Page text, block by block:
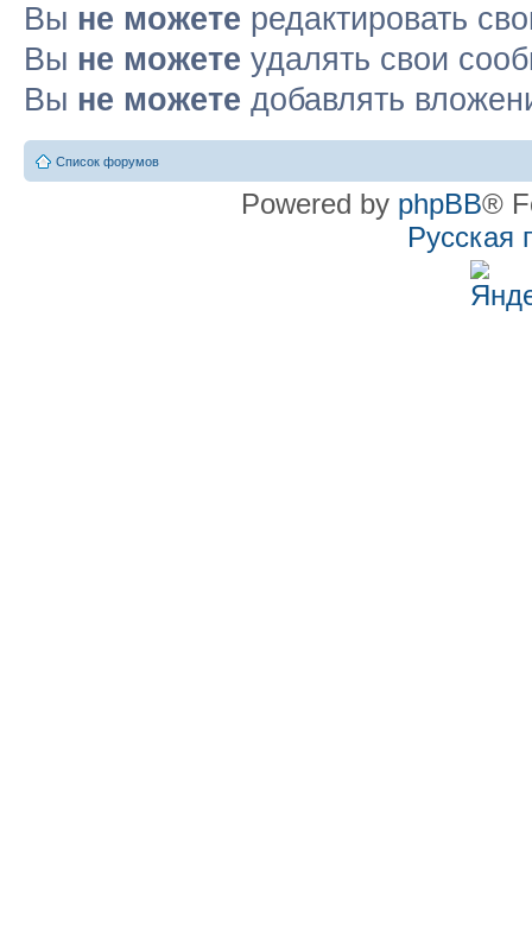
Вы не можете редактировать
Вы не можете удалять свои
Вы не можете добавлять
Список форумов
Powered by phpBB®
Русская